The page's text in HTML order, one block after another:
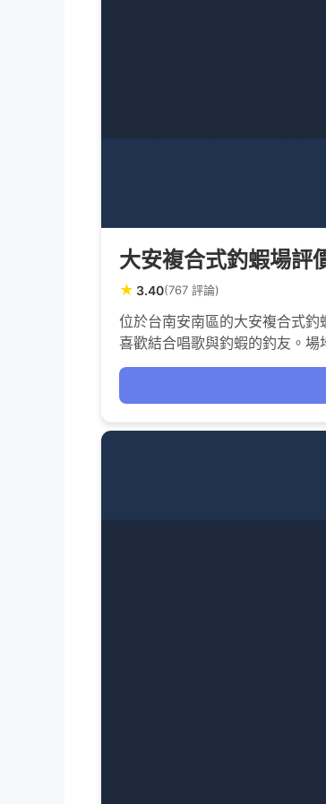
大安複合式釣蝦場評
★ 3.40(767 評論)
位於台南安南區的大安複合式
喜歡結合唱歌與釣蝦的釣友。場